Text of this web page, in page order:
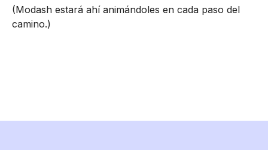
(Modash estará ahí animándoles en cada paso del
camino.)